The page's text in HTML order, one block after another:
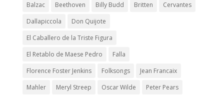
Balzac Beethoven Billy Budd Britten
Cervantes
Dallapiccola
Don Quijote
El Caballero de la Triste Figura
El Retablo de Maese Pedro
Falla
Florence Foster Jenkins
Folksongs
Jean Francaix
Mahler
Meryl Streep Oscar Wilde
Peter Pears